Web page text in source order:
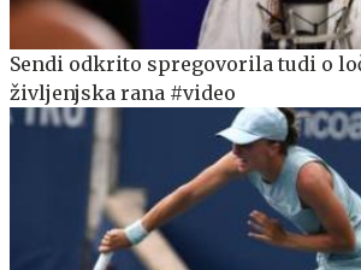
Sendi odkrito spregovorila tudi o
življenjska rana #video